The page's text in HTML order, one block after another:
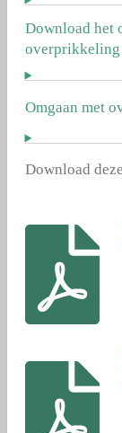
Download het
Omgaan met
Download